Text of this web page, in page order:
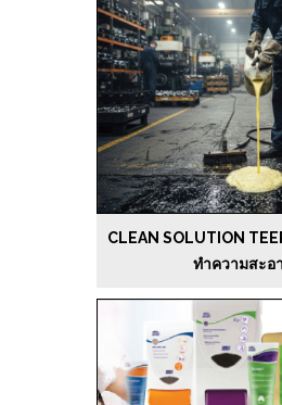
CLEAN SOLUTION
ทำความสะอ